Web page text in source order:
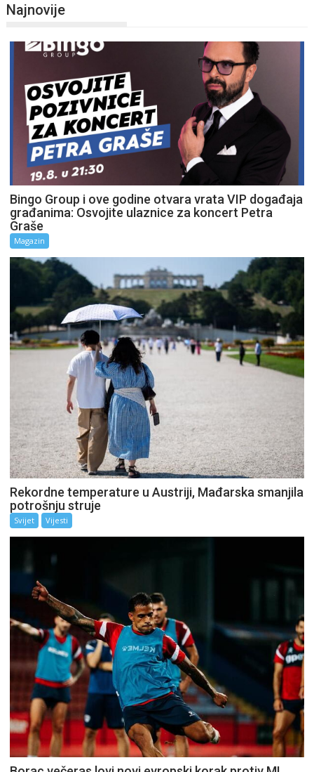
Najnovije
Bingo Group i ove godine otvara vrata VIP događaja
građanima: Osvojite ulaznice za koncert Petra
Graše
Magazin
Rekordne temperature u Austriji, Mađarska smanjila
potrošnju struje
Svijet Vijesti